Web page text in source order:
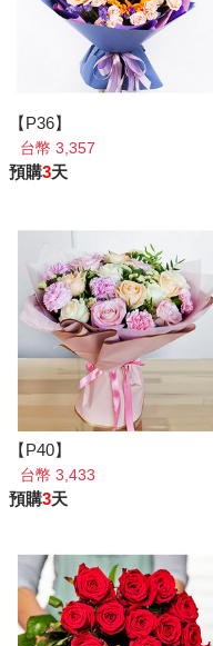
【P36】
台幣 3,357
預購3天
【P40】
台幣 3,433
預購3天